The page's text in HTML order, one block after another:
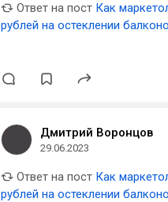
Ответ на пост Как
рублей на остеклении
Дмитрий Воронцов
29.06.2023
Ответ на пост Как
рублей на остеклении